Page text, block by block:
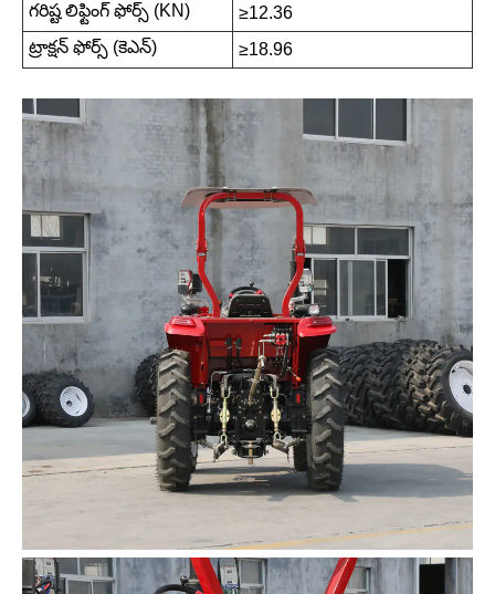
గరిష్ట లిఫ్టింగ్ ఫోర్స్ (KN)
≥12.36
ట్రాక్షన్ ఫోర్స్ (కెఎన్)
≥18.96